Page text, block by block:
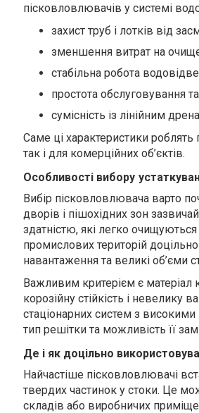
пісковловлювачів у системі
захист труб і лотків від
зменшення витрат на
стабільна робота
простота обслуговування
сумісність із лінійним
Саме ці характеристики
так і для комерційних об’єктів.
Особливості вибору
Вибір пісковловлювача варто
дворів і пішохідних зон
здатністю, які легко очищуються
промислових територій
навантаження та великі об’єми
Важливим критерієм є матеріал
корозійну стійкість і невелику
стаціонарних систем з
тип решітки та можливість її
Де і як доцільно
Найчастіше пісковловлювачі
твердих частинок у стоки. Це
складів або виробничих